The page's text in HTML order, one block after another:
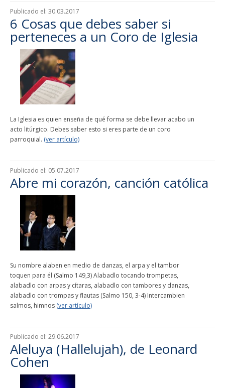
Publicado el: 30.03.2017
6 Cosas que debes saber si
perteneces a un Coro de Iglesia
La Iglesia es quien enseña de qué forma se debe llevar acabo un
acto litúrgico. Debes saber esto si eres parte de un coro
parroquial. (ver artículo)
Publicado el: 05.07.2017
Abre mi corazón, canción católica
Su nombre alaben en medio de danzas, el arpa y el tambor
toquen para él (Salmo 149,3) Alabadlo tocando trompetas,
alabadlo con arpas y cítaras, alabadlo con tambores y danzas,
alabadlo con trompas y flautas (Salmo 150, 3-4) Intercambien
salmos, himnos (ver artículo)
Publicado el: 29.06.2017
Aleluya (Hallelujah), de Leonard
Cohen